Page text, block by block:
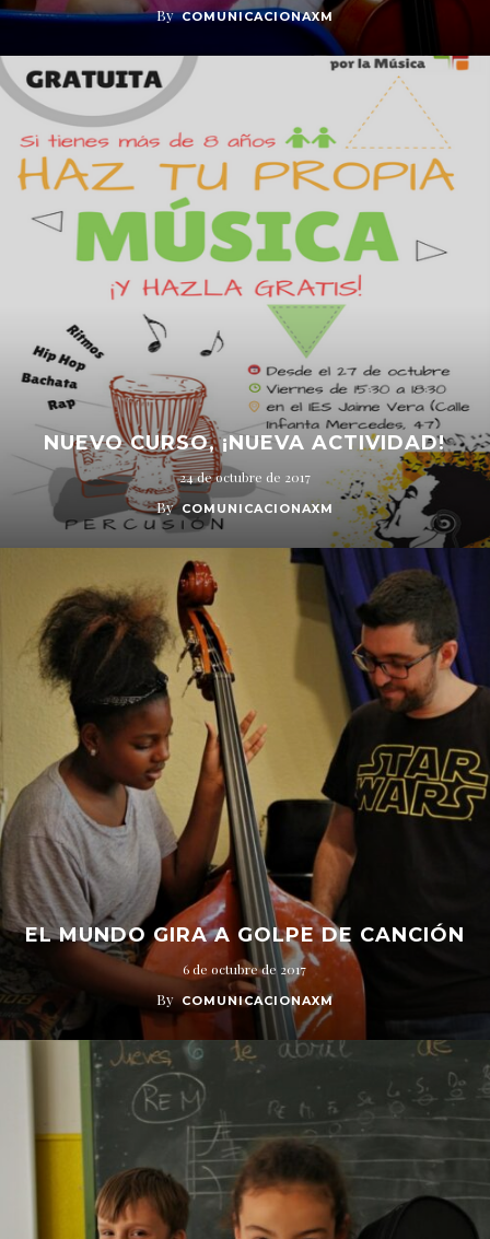
By COMUNICACIONAXM
NUEVO CURSO, ¡NUEVA ACTIVIDAD!
24 de octubre de 2017
By COMUNICACIONAXM
EL MUNDO GIRA A GOLPE DE CANCIÓN
6 de octubre de 2017
By COMUNICACIONAXM